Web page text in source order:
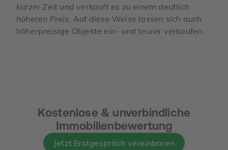
kurzer Zeit und verkauft es zu einem deutlich
höheren Preis. Auf diese Weise lassen sich auch
höherpreisige Objekte ein- und teurer verkaufen.
Kostenlose & unverbindliche
Immobilienbewertung
Jetzt Erstgespräch vereinbaren